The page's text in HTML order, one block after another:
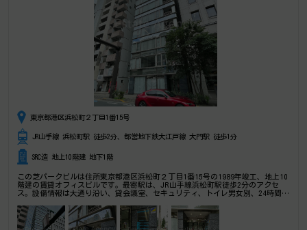
東京都港区浜松町２丁目1番15号
JR山手線 浜松町駅 徒歩2分、都営地下鉄大江戸線 大門駅 徒歩1分
SRC造 地上10階建 地下1階
この芝パークビルは住所東京都港区浜松町２丁目1番15号の1989年竣工、地上10
階建の賃貸オフィスビルです。最寄駅は、JR山手線浜松町駅徒歩2分のアクセ
ス。設備情報は大通り沿い、貸会議室、セキュリティ、トイレ男女別、24時間利
務所、オフィス移転、不動産の事なら何でもお気軽にご相談下さい。